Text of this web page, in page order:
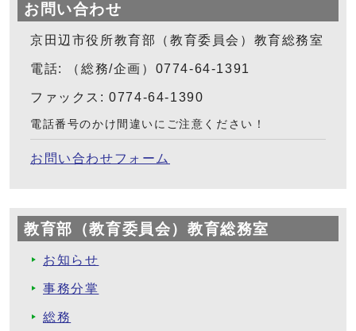
お問い合わせ
京田辺市役所教育部（教育委員会）教育総務室
電話: （総務/企画）0774-64-1391
ファックス: 0774-64-1390
電話番号のかけ間違いにご注意ください！
お問い合わせフォーム
教育部（教育委員会）教育総務室
お知らせ
事務分掌
総務